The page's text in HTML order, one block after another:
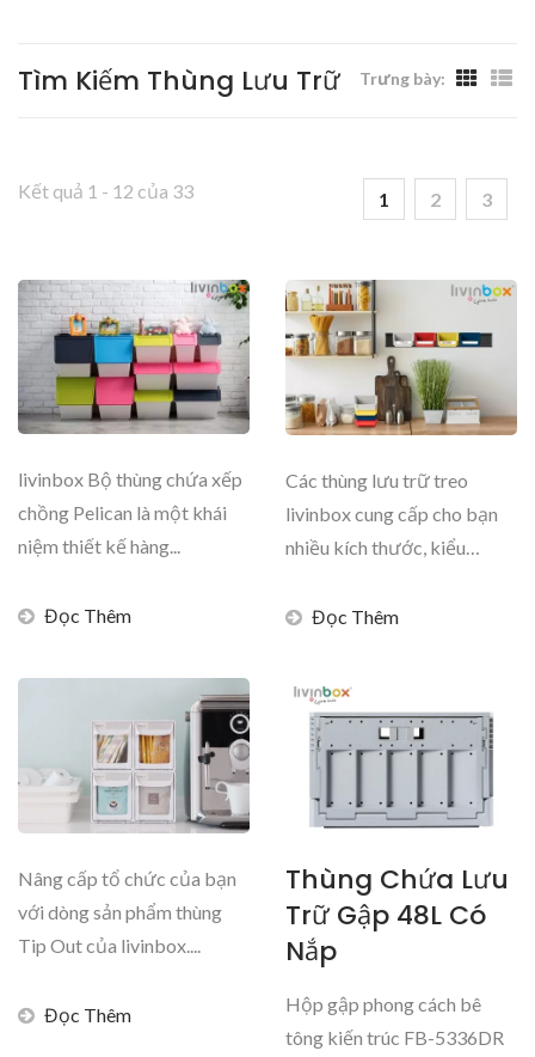
Tìm Kiếm Thùng Lưu Trữ Trưng bày:
Kết quả 1 - 12 của 33 1 2 3
livinbox Bộ thùng chứa xếp
chồng Pelican là một khái
niệm thiết kế hàng...
Đọc Thêm
Các thùng lưu trữ treo
livinbox cung cấp cho bạn
nhiều kích thước, kiểu
Đọc Thêm
Nâng cấp tổ chức của bạn
với dòng sản phẩm thùng
Tip Out của livinbox....
Đọc Thêm
Thùng Chứa Lưu
Trữ Gập 48L Có
Nắp
Hộp gập phong cách bê
tông kiến trúc FB-5336DR